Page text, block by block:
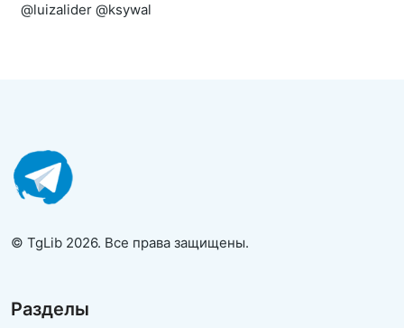
@luizalider @ksywal
© TgLib 2026. Все права защищены.
Разделы